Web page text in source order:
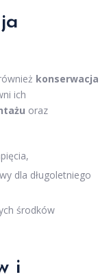
konserwacja
ich
oraz
dla długoletniego
środków
i